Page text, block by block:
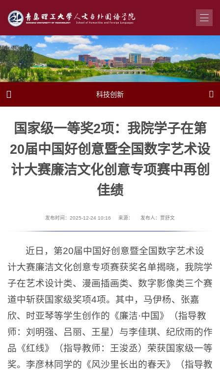
 科技创新 
国家级一等奖2项：我院学子在第
20届中国好创意暨全国数字艺术设
计大赛廉洁文化创意专项赛中再创
佳绩
发布时间：2025-12-24 10:16 来源： 发布人：贾舒文
近日，第20届中国好创意暨全国数字艺术设
计大赛廉洁文化创意专项赛获奖名单揭晓，我院学
子在艺术设计类、漫画插画类、数字影像类三个赛
道中斩获国家级奖项4项。其中，马伊杨、张嘉
欣、时亚琴等学生创作的《廉洁·中国》（指导教
师：刘明强、吕丽、王星）与李佳琪、纪欣雨的作
品《红线》（指导教师：王浚丞）荣获国家级一等
奖。李彦林同学的《风沙里长出的春天》（指导教